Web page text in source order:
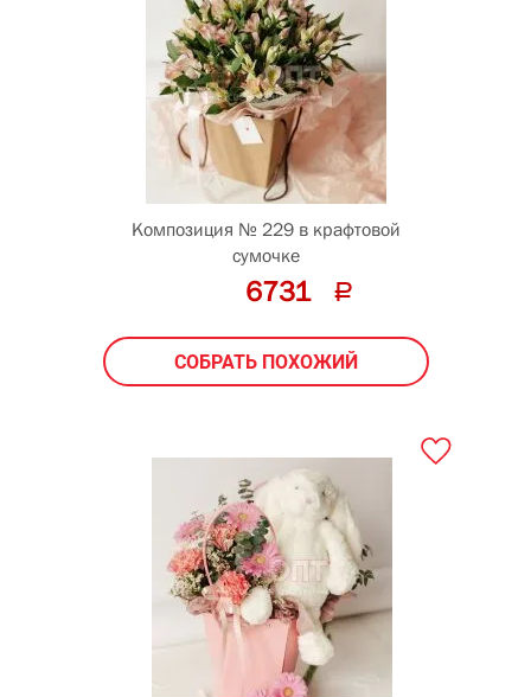
Композиция № 229 в крафтовой
сумочке
6731
СОБРАТЬ ПОХОЖИЙ